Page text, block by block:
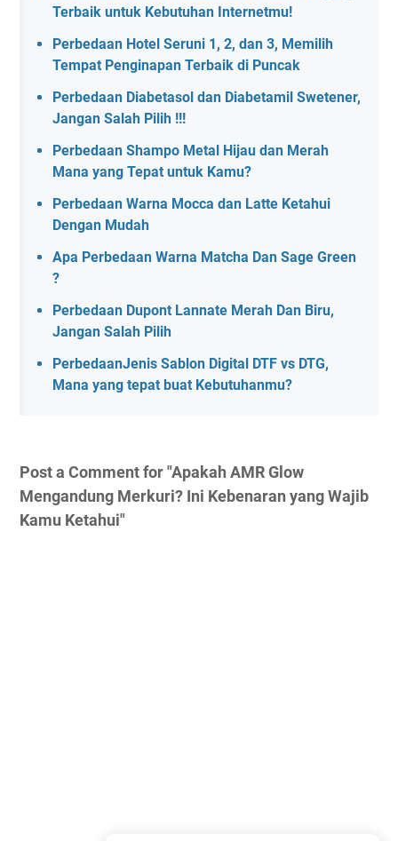
Terbaik untuk Kebutuhan Internetmu!
Perbedaan Hotel Seruni 1, 2, dan 3, Memilih
Tempat Penginapan Terbaik di Puncak
Perbedaan Diabetasol dan Diabetamil Swetener,
Jangan Salah Pilih !!!
Perbedaan Shampo Metal Hijau dan Merah
Mana yang Tepat untuk Kamu?
Perbedaan Warna Mocca dan Latte Ketahui
Dengan Mudah
Apa Perbedaan Warna Matcha Dan Sage Green
?
Perbedaan Dupont Lannate Merah Dan Biru,
Jangan Salah Pilih
PerbedaanJenis Sablon Digital DTF vs DTG,
Mana yang tepat buat Kebutuhanmu?
Post a Comment for "Apakah AMR Glow
Mengandung Merkuri? Ini Kebenaran yang Wajib
Kamu Ketahui"